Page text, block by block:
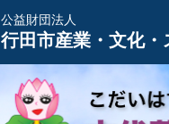
公益財団法人
行田市産業・文化・